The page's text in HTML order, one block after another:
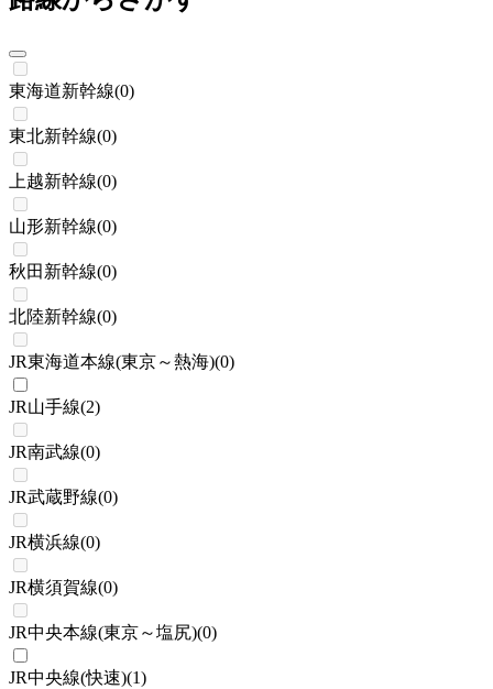
東海道新幹線(0)
東北新幹線(0)
上越新幹線(0)
山形新幹線(0)
秋田新幹線(0)
北陸新幹線(0)
JR東海道本線(東京～熱海)(0)
JR山手線(2)
JR南武線(0)
JR武蔵野線(0)
JR横浜線(0)
JR横須賀線(0)
JR中央本線(東京～塩尻)(0)
JR中央線(快速)(1)